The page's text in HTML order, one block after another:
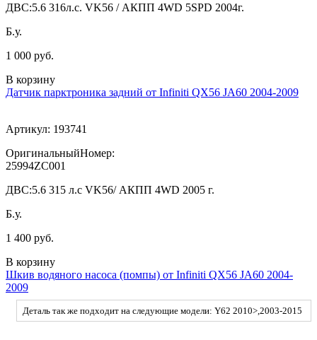
ДВС:5.6 316л.с. VK56 / АКПП 4WD 5SPD 2004г.
Б.у.
1 000 руб.
В корзину
Датчик парктроника задний от Infiniti QX56 JA60 2004-2009
Артикул: 193741
ОригинальныйНомер:
25994ZC001
ДВС:5.6 315 л.с VK56/ АКПП 4WD 2005 г.
Б.у.
1 400 руб.
В корзину
Шкив водяного насоса (помпы) от Infiniti QX56 JA60 2004-
2009
Деталь так же подходит на следующие модели: Y62 2010>,2003-2015